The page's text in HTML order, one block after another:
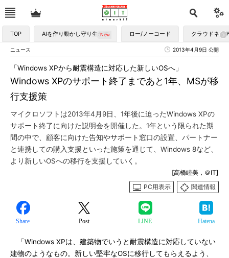
TOP AIを作り動かし守り生かす ロー/ノーコード クラウドネイ
ニュース 2013年4月9日 公開
Windows XPのサポート終了まであと1年、MSが移
行支援策
「Windows XPから耐震構造に対応した新しいOSへ」
マイクロソフトは2013年4月9日、1年後に迫ったWindows XPの
サポート終了に向けた説明会を開催した。1年という限られた期
間の中で、顧客に向けた告知やサポート窓口の設置、パートナー
と連携しての購入支援といった施策を通じて、Windows 8など、
より新しいOSへの移行を支援していく。
[高橋睦美，＠IT]
PC用表示
関連情報
Share Post LINE Hatena
「Windows XPは、建築物でいうと耐震構造に対応していない
建物のようなもの。新しい堅牢なOSに移行してもらえるよう、